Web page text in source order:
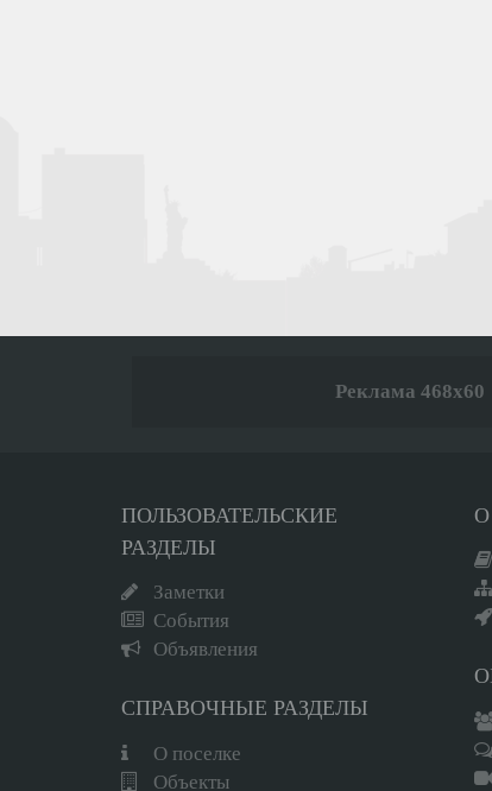
Реклама 468x60
ПОЛЬЗОВАТЕЛЬСКИЕ
РАЗДЕЛЫ
Заметки
События
Объявления
СПРАВОЧНЫЕ РАЗДЕЛЫ
О поселке
Объекты